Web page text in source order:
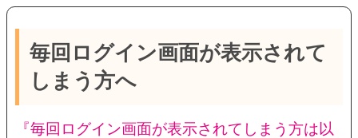
毎回ログイン画面が表示されて
しまう方へ
『毎回ログイン画面が表示されてしまう方は以